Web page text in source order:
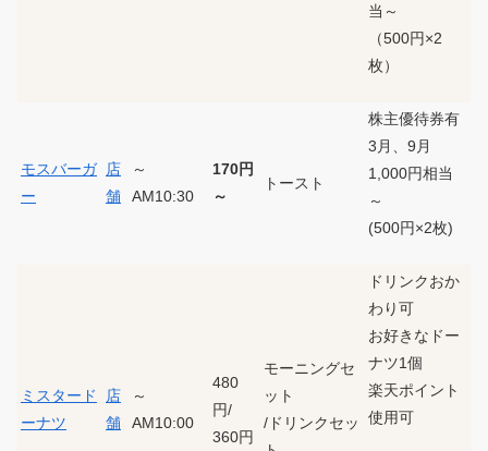
当～
（500円×2
枚）
モスバーガ
ー
店
舗
～
AM10:30
170円
～
トースト
株主優待券有
3月、9月
1,000円相当
～
(500円×2枚)
ミスタード
ーナツ
店
舗
～
AM10:00
480
円/
360円
モーニングセ
ット
/ドリンクセッ
ドリンクおか
わり可
お好きなドー
ナツ1個
楽天ポイント
使用可